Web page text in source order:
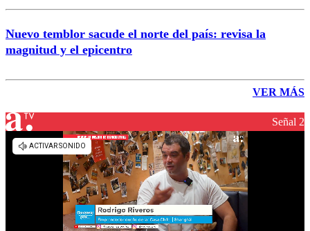
Nuevo temblor sacude el norte del país: revisa la
magnitud y el epicentro
VER MÁS
Señal 2